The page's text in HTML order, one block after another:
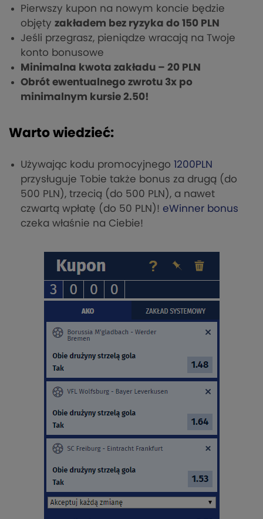
Pierwszy kupon na nowym koncie będzie
objęty zakładem bez ryzyka do 150 PLN
Jeśli przegrasz, pieniądze wracają na Twoje
konto bonusowe
Minimalna kwota zakładu – 20 PLN
Obrót ewentualnego zwrotu 3x po
minimalnym kursie 2.50!
Warto wiedzieć:
Używając kodu promocyjnego 1200PLN
przysługuje Tobie także bonus za drugą (do
500 PLN), trzecią (do 500 PLN), a nawet
czwartą wpłatę (do 50 PLN)! eWinner bonus
czeka właśnie na Ciebie!